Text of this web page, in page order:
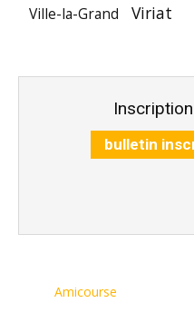
Ville-la-Grand Viriat
bulletin
Amicourse